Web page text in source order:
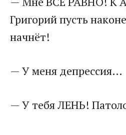
Григорий пусть
начнёт!
— У меня депрессия…
— У тебя ЛЕНЬ!